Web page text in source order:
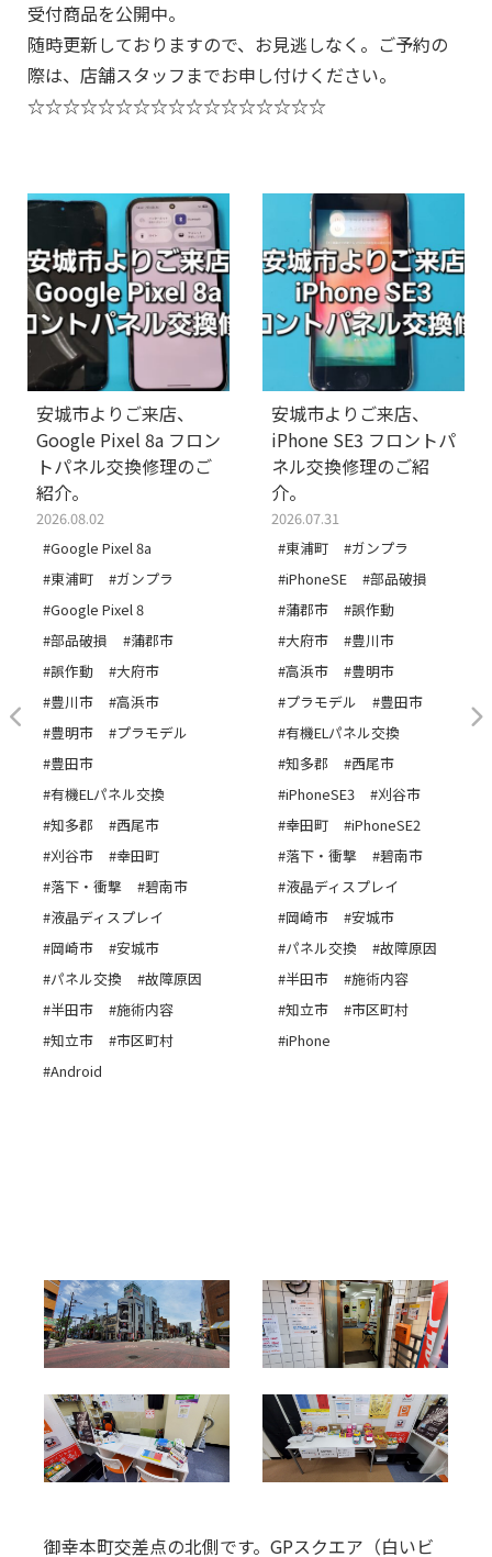
受付商品を公開中。
随時更新しておりますので、お見逃しなく。ご予約の
際は、店舗スタッフまでお申し付けください。
☆☆☆☆☆☆☆☆☆☆☆☆☆☆☆☆☆
安城市よりご来店、
Google Pixel 8a フロン
トパネル交換修理のご
紹介。
2026.08.02
#Google Pixel 8a
#東浦町
#ガンプラ
#Google Pixel 8
#部品破損
#蒲郡市
#誤作動
#大府市
#豊川市
#高浜市
#豊明市
#プラモデル
#豊田市
#有機ELパネル交換
#知多郡
#西尾市
#刈谷市
#幸田町
#落下・衝撃
#碧南市
#液晶ディスプレイ
#岡崎市
#安城市
#パネル交換
#故障原因
#半田市
#施術内容
#知立市
#市区町村
#Android
安城市よりご来店、
iPhone SE3 フロントパ
ネル交換修理のご紹
介。
2026.07.31
#東浦町
#ガンプラ
#iPhoneSE
#部品破損
#蒲郡市
#誤作動
#大府市
#豊川市
#高浜市
#豊明市
#プラモデル
#豊田市
#有機ELパネル交換
#知多郡
#西尾市
#iPhoneSE3
#刈谷市
#幸田町
#iPhoneSE2
#落下・衝撃
#碧南市
#液晶ディスプレイ
#岡崎市
#安城市
#パネル交換
#故障原因
#半田市
#施術内容
#知立市
#市区町村
#iPhone
御幸本町交差点の北側です。 GPスクエア（白いビ